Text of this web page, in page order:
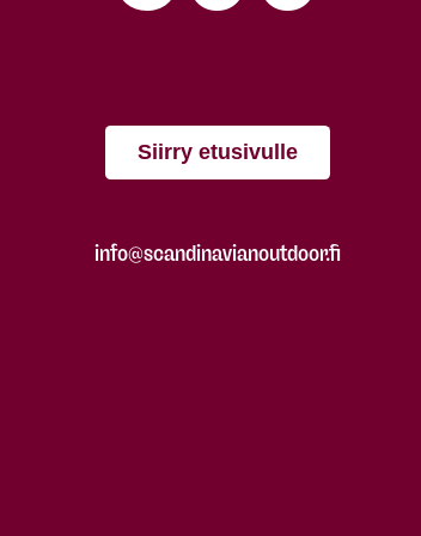
Siirry etusivulle
info@scandinavianoutdoor.fi